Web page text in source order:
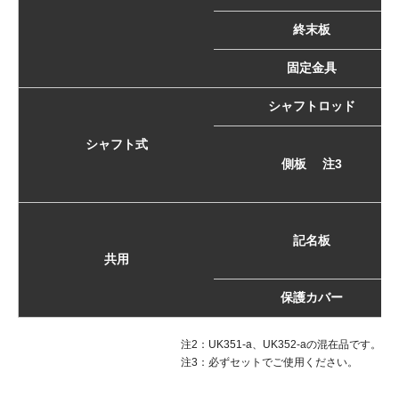
終末板
固定金具
シャフト式
シャフトロッド
側板 注3
共用
記名板
保護カバー
注2：UK351-a、UK352-aの混在品です。
注3：必ずセットでご使用ください。